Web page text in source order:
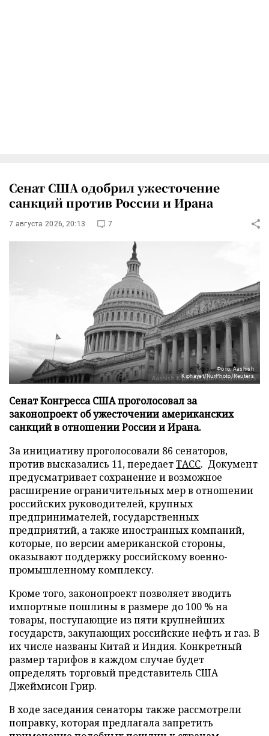
Сенат США одобрил ужесточение
санкций против России и Ирана
7 августа 2026, 20:13 7
Фото: Aashish
Kiphayet/NurPhoto/Reuters
Сенат Конгресса США проголосовал за
законопроект об ужесточении американских
санкций в отношении России и Ирана.
За инициативу проголосовали 86 сенаторов,
против высказались 11, передаетТАСС. Документ
предусматривает сохранение и возможное
расширение ограничительных мер в отношении
российских руководителей, крупных
предпринимателей, государственных
предприятий, а также иностранных компаний,
которые, по версии американской стороны,
оказывают поддержку российскому военно-
промышленному комплексу.
Кроме того, законопроект позволяет вводить
импортные пошлины в размере до 100 % на
товары, поступающие из пяти крупнейших
государств, закупающих российские нефть и газ. В
их числе названы Китай и Индия. Конкретный
размер тарифов в каждом случае будет
определять торговый представитель США
Джеймисон Грир.
В ходе заседания сенаторы также рассмотрели
поправку, которая предлагала запретить